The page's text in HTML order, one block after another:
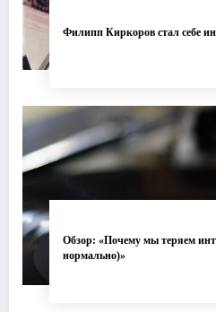
Филипп Киркоров стал себе
Обзор: «Почему мы теряем
нормально)»